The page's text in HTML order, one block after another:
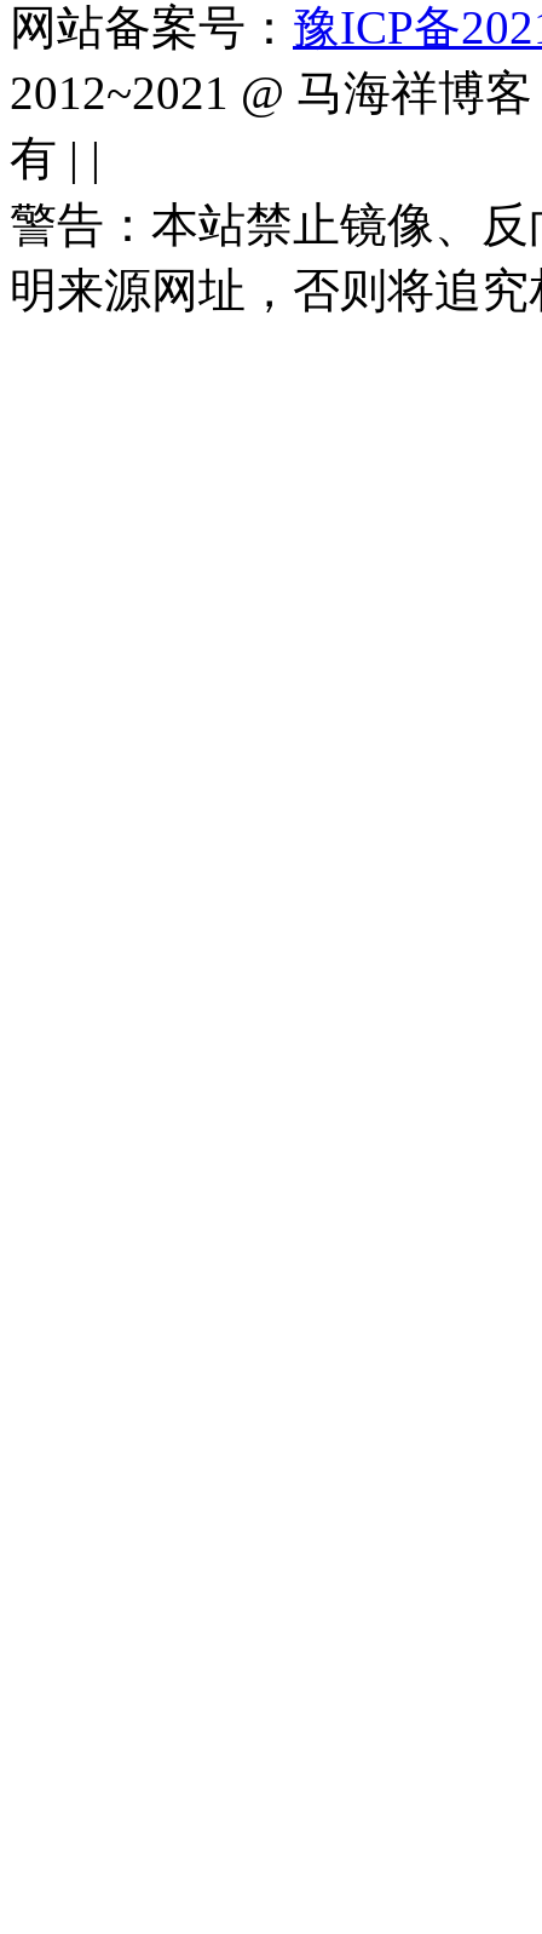
网站备案号： 豫ICP备
2012~2021 @ 马海祥博
有 | |
警告：本站禁止镜像、
明来源网址，否则将追